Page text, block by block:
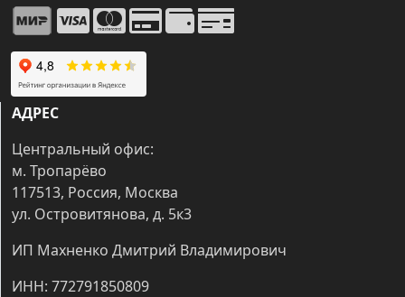
АДРЕС
Центральный офис:
м. Тропарёво
117513, Россия, Москва
ул. Островитянова, д. 5к3
ИП Махненко Дмитрий Владимирович
ИНН: 772791850809